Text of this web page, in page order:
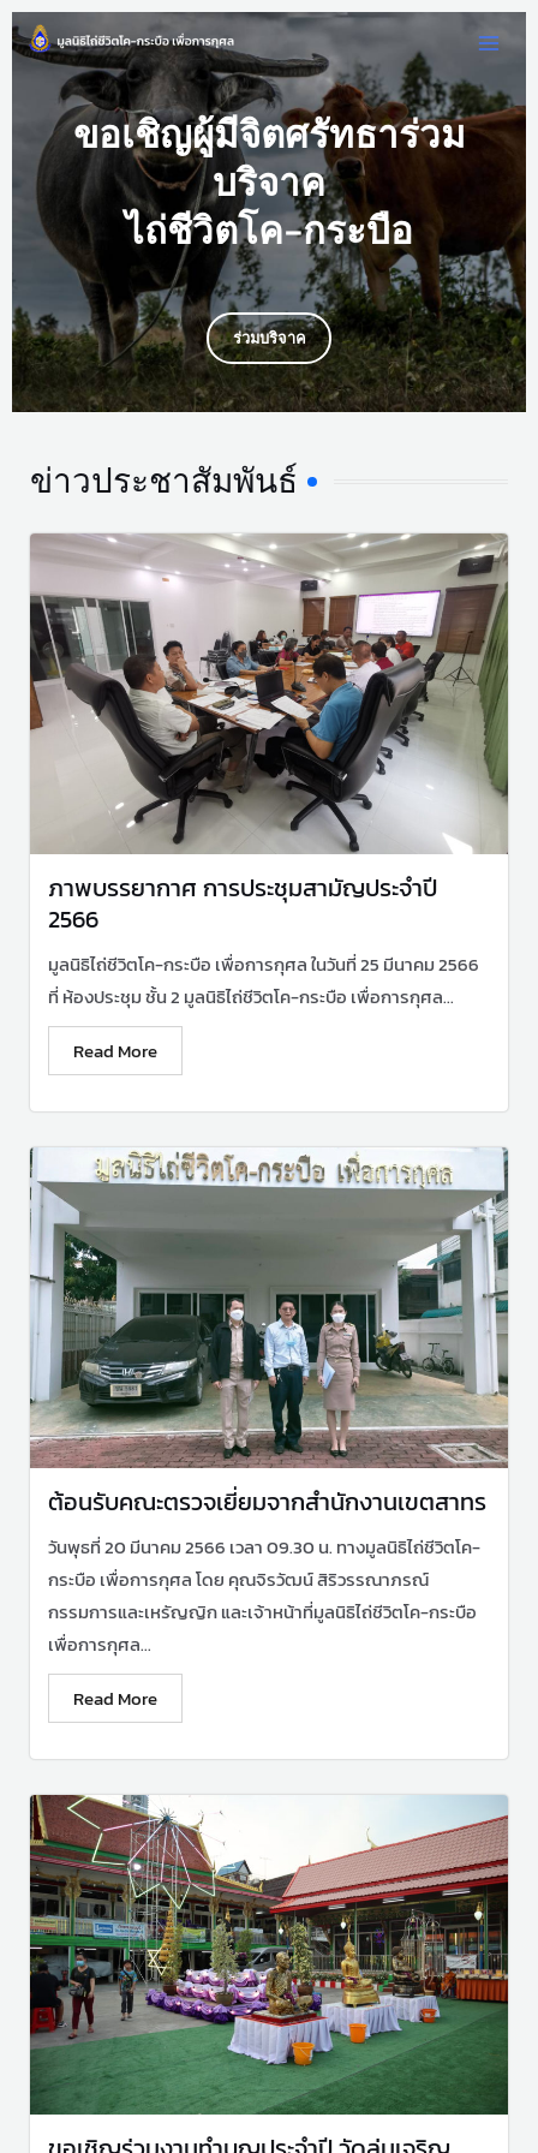
ขอเชิญผู้มีจิตศรัทธาร่วม
บริจาค
ไถ่ชีวิตโค-กระบือ
ร่วมบริจาค
ข่าวประชาสัมพันธ์
ภาพบรรยากาศ การประชุมสามัญประจำปี
2566
มูลนิธิไถ่ชีวิตโค-กระบือ เพื่อการกุศล ในวันที่ 25 มีนาคม 2566
ที่ ห้องประชุม ชั้น 2 มูลนิธิไถ่ชีวิตโค-กระบือ เพื่อการกุศล...
Read More
ต้อนรับคณะตรวจเยี่ยมจากสำนักงานเขตสาทร
วันพุธที่ 20 มีนาคม 2566 เวลา 09.30 น. ทางมูลนิธิไถ่ชีวิตโค-
กระบือ เพื่อการกุศล โดย คุณจิรวัฒน์ สิริวรรณาภรณ์
กรรมการและเหรัญญิก และเจ้าหน้าที่มูลนิธิไถ่ชีวิตโค-กระบือ
เพื่อการกุศล...
Read More